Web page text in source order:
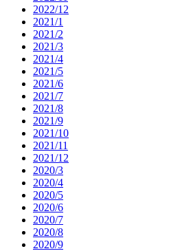
2022/12
2021/1
2021/2
2021/3
2021/4
2021/5
2021/6
2021/7
2021/8
2021/9
2021/10
2021/11
2021/12
2020/3
2020/4
2020/5
2020/6
2020/7
2020/8
2020/9